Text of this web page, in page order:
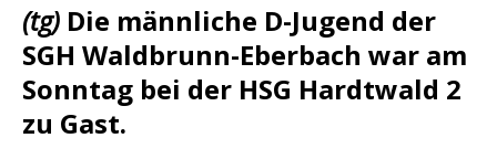
(tg) Die männliche D-Jugend der
SGH Waldbrunn-Eberbach war am
Sonntag bei der HSG Hardtwald 2
zu Gast.